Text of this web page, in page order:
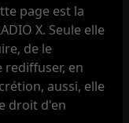
page est la
X. Seule elle
de le
en
aussi, elle
droit d'en